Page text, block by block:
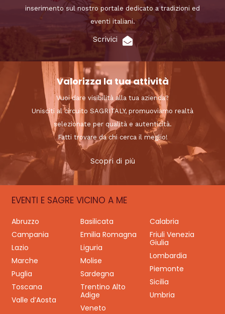
inserimento sul nostro portale dedicato a tradizioni ed
eventi italiani.
Scrivici
Valorizza la tua attività
Vuoi dare visibilità alla tua azienda?
Unisciti al circuito SAGRITALY, promuoviamo realtà
selezionate per qualità e autenticità.
Fatti trovare da chi cerca il meglio!
Scopri di più
EVENTI E SAGRE VICINO A ME
Abruzzo Basilicata
Calabria
Campania
Emilia Romagna
Friuli Venezia
Giulia
Lazio
Liguria
Lombardia
Marche
Molise
Piemonte
Puglia
Sardegna
Sicilia
Toscana
Trentino Alto
Adige
Umbria
Valle d’Aosta
Veneto